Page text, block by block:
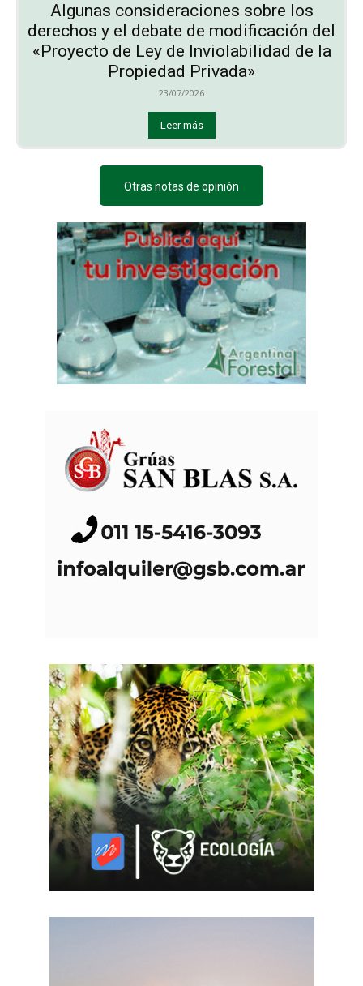
Algunas consideraciones sobre los
derechos y el debate de modificación del
«Proyecto de Ley de Inviolabilidad de la
Propiedad Privada»
23/07/2026
Leer más
Otras notas de opinión